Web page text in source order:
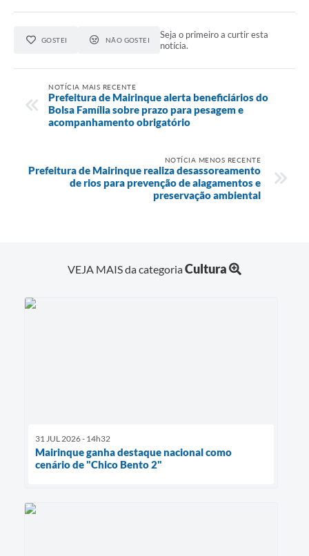
GOSTEI NÃO GOSTEI
Seja o primeiro a curtir esta
notícia.
NOTÍCIA MAIS RECENTE
Prefeitura de Mairinque alerta beneficiários do
Bolsa Família sobre prazo para pesagem e
acompanhamento obrigatório
NOTÍCIA MENOS RECENTE
Prefeitura de Mairinque realiza desassoreamento
de rios para prevenção de alagamentos e
preservação ambiental
VEJA MAIS da categoriaCultura
31 JUL 2026 - 14h32
Mairinque ganha destaque nacional como
cenário de "Chico Bento 2"